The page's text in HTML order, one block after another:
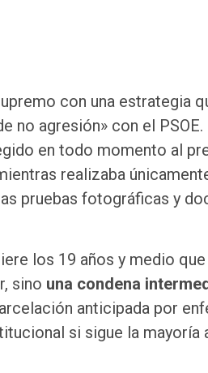
con una estrategia
no agresión» con el PSOE.
en todo momento al
realizaba
pruebas fotográficas y
los 19 años y medio
sino una condena
anticipada por
si sigue la mayoría